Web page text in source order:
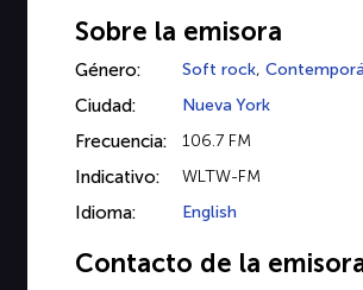
Sobre la emisora
Género: Soft rock,
Ciudad: Nueva York
Frecuencia: 106.7 FM
Indicativo: WLTW-FM
Idioma: English
Contacto de la